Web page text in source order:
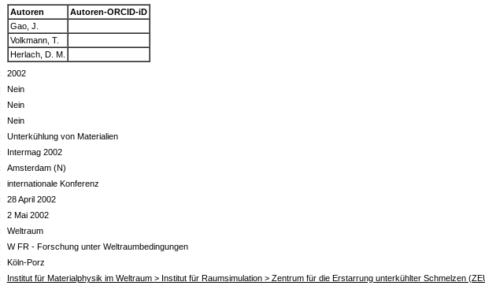
Autoren
Autoren-ORCID-iD
Gao, J.
Volkmann, T.
Herlach, D. M.
2002
Nein
Nein
Nein
Unterkühlung von Materialien
Intermag 2002
Amsterdam (N)
internationale Konferenz
28 April 2002
2 Mai 2002
Weltraum
W FR - Forschung unter Weltraumbedingungen
Köln-Porz
Institut für Materialphysik im Weltraum > Institut für Raumsimulation > Zentrum für die Erstarrung unterkühlter Schmelzen